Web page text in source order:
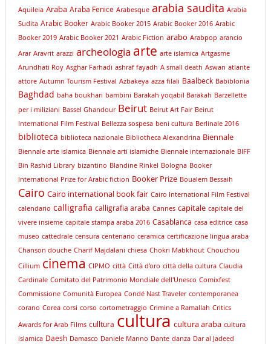
Aquileia Araba Araba Fenice Arabesque arabia saudita Arabia
Sudita Arabic Booker Arabic Booker 2015 Arabic Booker 2016 Arabic
Booker 2019 Arabic Booker 2021 Arabic Fiction arabo Arabpop arancio
Arar Aravrit arazzi archeologia arte arte islamica Artgasme
Arundhati Roy Asghar Farhadi ashraf fayadh A small death Aswan atlante
attore Autumn Tourism Festival Azbakeya azza filali Baalbeck Babiblonia
Baghdad baha boukhari bambini Barakah yoqabil Barakah Barzellette
per i miliziani Bassel Ghandour Beirut Beirut Art Fair Beirut
International Film Festival Bellezza sospesa beni cultura Berlinale 2016
biblioteca biblioteca nazionale Bibliotheca Alexandrina Biennale
Biennale arte islamica Biennale arti islamiche Biennale internazionale BIFF
Bin Rashid Library bizantino Blandine Rinkel Bologna Booker
International Prize for Arabic fiction Booker Prize Boualem Bessaih
Cairo Cairo international book fair Cairo International Film Festival
calendario calligrafia calligrafia araba Cannes capitale capitale del
vivere insieme capitale stampa araba 2016 Casablanca casa editrice casa
museo cattedrale censura centenario ceramica certificazione lingua araba
Chanson douche Charif Majdalani chiesa Chokri Mabkhout Chouchou
Cillium cinema CIPMO città Città d'oro città della cultura Claudia
Cardinale Comitato del Patrimonio Mondiale dell'Unesco Comixfest
Commissione Comunità Europea Condé Nast Traveler contemporanea
corano Corea corsi corso cortometraggio Crimine a Ramallah Critics
Awards for Arab Films culltura cultura cultura araba cultura
islamica Daesh Damasco Daniele Manno Dante danza Dar al Jadeed